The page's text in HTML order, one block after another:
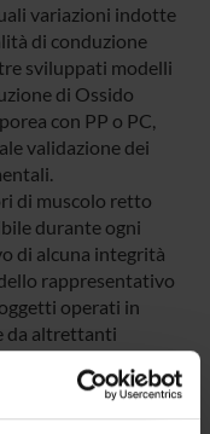
variazioni indotte
di conduzione
sviluppati modelli
di Ossido
con PP o PC,
validazione dei
di muscolo retto
durante ogni
di alcuna integrità
rappresentativo
operati in
da altrettanti
non pulsatile,
delle